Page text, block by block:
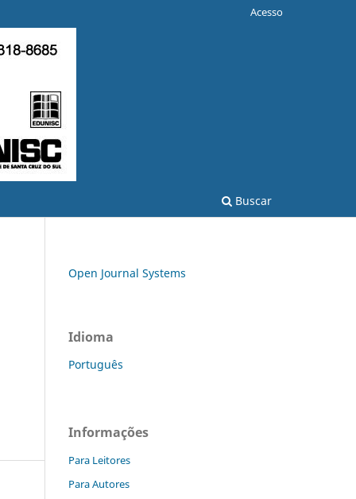
Buscar
Acesso
Open Journal Systems
Idioma
Português
Informações
Para Leitores
Para Autores